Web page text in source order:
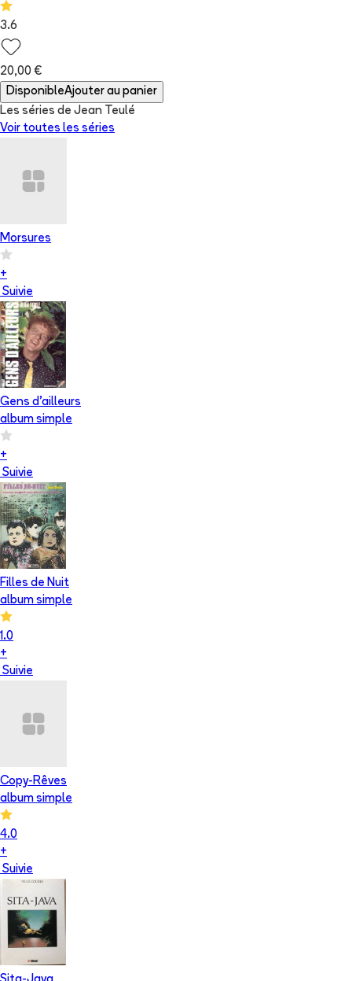
3.6
20,00 €
DisponibleAjouter au panier
Les séries de Jean Teulé
Voir toutes les séries
Morsures
+
Suivie
Gens d'ailleurs
album simple
+
Suivie
Filles de Nuit
album simple
1.0
+
Suivie
Copy-Rêves
album simple
4.0
+
Suivie